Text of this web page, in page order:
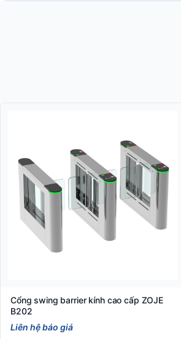
Cổng swing barrier kính cao cấp ZOJE
B202
Liên hệ báo giá